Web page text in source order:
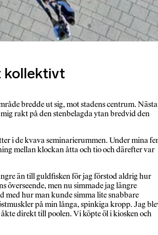
kollektivt
bredde ut sig, mot stadens centrum.
rakt på den stenbelagda ytan bredvid den
i de kvava seminarierummen. Under mina
mellan klockan åtta och tio och därefter var
än till guldfisken för jag förstod aldrig hur
överseende, men nu simmade jag längre
med hur man kunde simma lite snabbare
på min långa, spinkiga kropp. Jag
direkt till poolen. Vi köpte öl i kiosken och